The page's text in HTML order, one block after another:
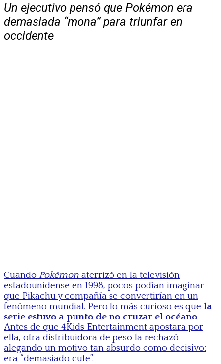
Un ejecutivo pensó que Pokémon era
demasiada “mona” para triunfar en
occidente
Cuando Pokémon aterrizó en la televisión
estadounidense en 1998, pocos podían imaginar
que Pikachu y compañía se convertirían en un
fenómeno mundial. Pero lo más curioso es que la
serie estuvo a punto de no cruzar el océano.
Antes de que 4Kids Entertainment apostara por
ella, otra distribuidora de peso la rechazó
alegando un motivo tan absurdo como decisivo:
era “demasiado cute”.